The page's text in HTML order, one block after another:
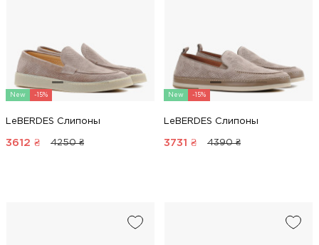
New -15%
LeBERDES Слипоны
3612 ₴ 4250 ₴
New -15%
LeBERDES Слипоны
3731 ₴ 4390 ₴